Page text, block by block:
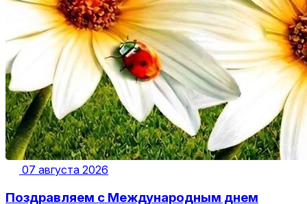
07 августа 2026
Поздравляем с Международным днем